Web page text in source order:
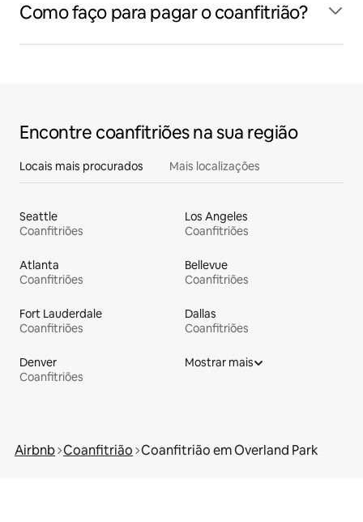
Como faço para pagar o coanfitrião?
Encontre coanfitriões na sua região
Locais mais procurados Mais localizações
Seattle
Coanfitriões
Los Angeles
Coanfitriões
Atlanta
Coanfitriões
Bellevue
Coanfitriões
Fort Lauderdale
Coanfitriões
Dallas
Coanfitriões
Denver
Coanfitriões
Mostrar mais
Airbnb Coanfitrião Coanfitrião em Overland Park